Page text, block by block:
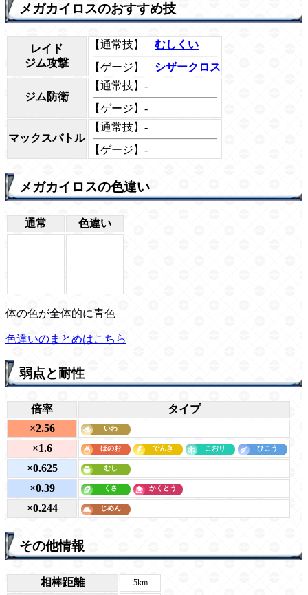
メガカイロスのおすすめ技
レイド
ジム攻撃
【通常技】
むしくい
【ゲージ】
シザークロス
ジム防衛
【通常技】-
【ゲージ】-
マックスバトル
【通常技】-
【ゲージ】-
メガカイロスの色違い
通常 色違い
体の色が全体的に青色
色違いのまとめはこちら
弱点と耐性
倍率
タイプ
×2.56
×1.6
×0.625
×0.39
×0.244
その他情報
相棒距離 5km